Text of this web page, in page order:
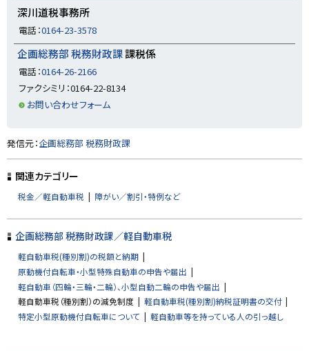
戻
深川道税事務所
電話：0164-23-3578
企画総務部 税務財政課課税係
電話：0164-26-2166
ファクシミリ：0164-22-8134
お問い合わせフォーム
ト
ッ
プ
る
発信元：企画総務部 税務財政課
関連カテゴリー
税金／軽自動車税 障がい／割引・特例など
企画総務部 税務財政課／軽自動車税
軽自動車税(種別割)の税額と納期
原動機付自転車・小型特殊自動車の申告や届出
軽自動車（四輪・三輪・二輪）、小型自動二輪の申告や届出
軽自動車税（種別割）の減免制度
軽自動車税(種別割)納税証明書の交付
特定小型原動機付自転車について
軽自動車等を持っている人の引っ越し